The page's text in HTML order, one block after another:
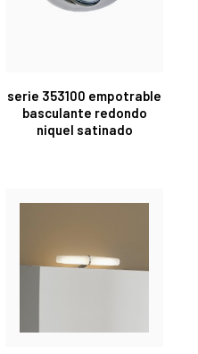
serie 353100 empotrable
basculante redondo
niquel satinado